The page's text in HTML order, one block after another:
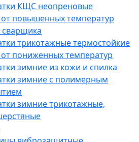
КЩС неопреновые
повышенных температур
сварщика
трикотажные термостойкие
пониженных температур
зимние из кожи и спилка
зимние с полимерным
зимние трикотажные,